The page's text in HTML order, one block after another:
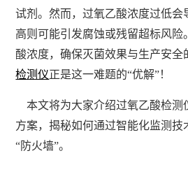
试剂。然而，过氧乙酸浓度过低会
高则可能引发腐蚀或残留超标风险
酸浓度，确保灭菌效果与生产安全
检测仪正是这一难题的“优解”！
本文将为大家介绍过氧乙酸检测
方案，揭秘如何通过智能化监测技
“防火墙”。